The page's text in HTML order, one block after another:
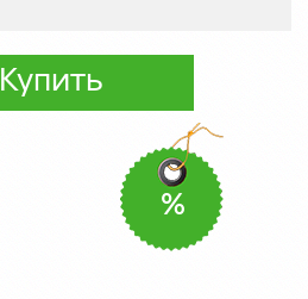
Купить
%